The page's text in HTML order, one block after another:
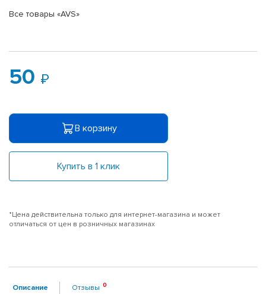
Все товары «AVS»
50
В корзину
Купить в 1 клик
*Цена действительна только для интернет-магазина и может
отличаться от цен в розничных магазинах
Описание Отзывы